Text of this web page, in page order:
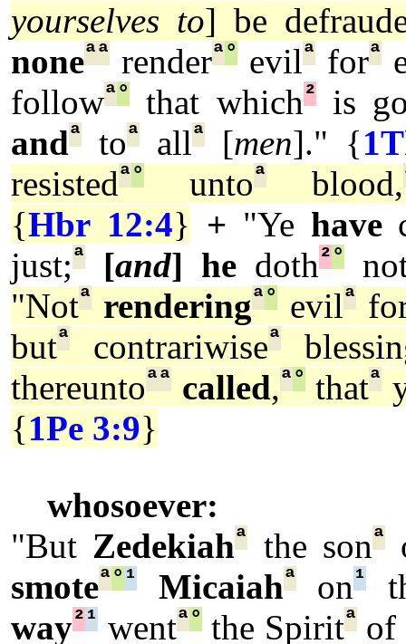
yourselves to] be
noneªª renderª°evilªforª
followª° that which²is
andª toª allª [men]." {
resistedª° untoª blood,
{Hbr 12:4} + "Ye have
just;ª [and] hedoth²°
"Notª renderingª° evilª
butª contrariwiseª
thereuntoªª called,ª°thatª
{1Pe 3:9}
whosoever:
"But Zedekiahª the sonª
smoteª° ¹ Micaiahªon¹
way²¹ wentª°the Spiritªof